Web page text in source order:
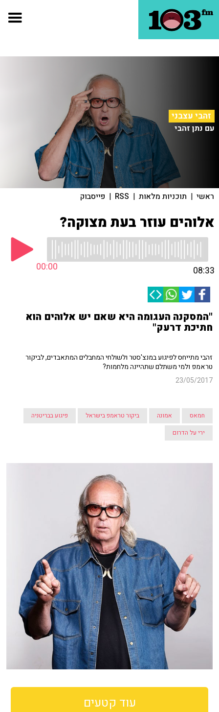
זהבי עצבני
עם נתן זהבי
ראשי | תוכניות מלאות |
RSS
| פייסבוק
אלוהים עוזר בעת מצוקה?
00:00 08:33
"המסקנה העגומה היא שאם יש אלוהים הוא
חתיכת דרעק"
זהבי מתייחס לפיגוע במנצ'סטר ולשולחי המחבלים המתאבדים, לביקור
טראמפ ולמי משתלם שתהיינה מלחמות?
23/05/2017
חמאס אמונה ביקור טראמפ בישראל
פיגוע בבריטניה
ירי על הדרום
עוד קטעים